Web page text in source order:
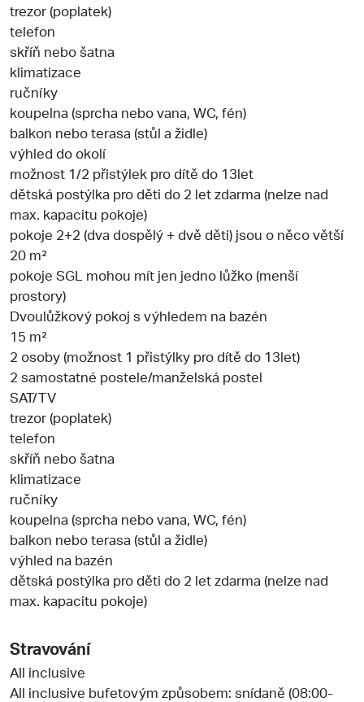
trezor (poplatek)
telefon
skříň nebo šatna
klimatizace
ručníky
koupelna (sprcha nebo vana, WC, fén)
balkon nebo terasa (stůl a židle)
výhled do okolí
možnost 1/2 přistýlek pro dítě do 13let
dětská postýlka pro děti do 2 let zdarma (nelze nad
max. kapacitu pokoje)
pokoje 2+2 (dva dospělý + dvě děti) jsou o něco větší
20 m²
pokoje SGL mohou mít jen jedno lůžko (menší
prostory)
Dvoulůžkový pokoj s výhledem na bazén
15 m²
2 osoby (možnost 1 přistýlky pro dítě do 13let)
2 samostatné postele/manželská postel
SAT/TV
trezor (poplatek)
telefon
skříň nebo šatna
klimatizace
ručníky
koupelna (sprcha nebo vana, WC, fén)
balkon nebo terasa (stůl a židle)
výhled na bazén
dětská postýlka pro děti do 2 let zdarma (nelze nad
max. kapacitu pokoje)
Stravování
All inclusive
All inclusive bufetovým způsobem: snídaně (08:00-